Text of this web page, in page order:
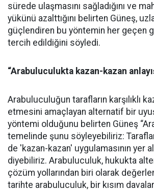
sürede ulaşmasını sağladığını ve
yükünü azalttığını belirten Güneş,
güçlendiren bu yöntemin her geçen
tercih edildiğini söyledi.
“Arabuluculukta kazan-kazan
Arabuluculuğun tarafların karşılıklı
etmesini amaçlayan alternatif bir
yöntemi olduğunu belirten Güneş
temelinde şunu söyleyebiliriz:
de 'kazan-kazan' uygulamasının yer
diyebiliriz. Arabuluculuk, hukukta
çözüm yollarından biri olarak
tarihte arabuluculuk, bir kısım